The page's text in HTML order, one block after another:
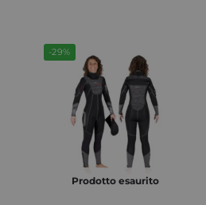
-29%
Prodotto esaurito